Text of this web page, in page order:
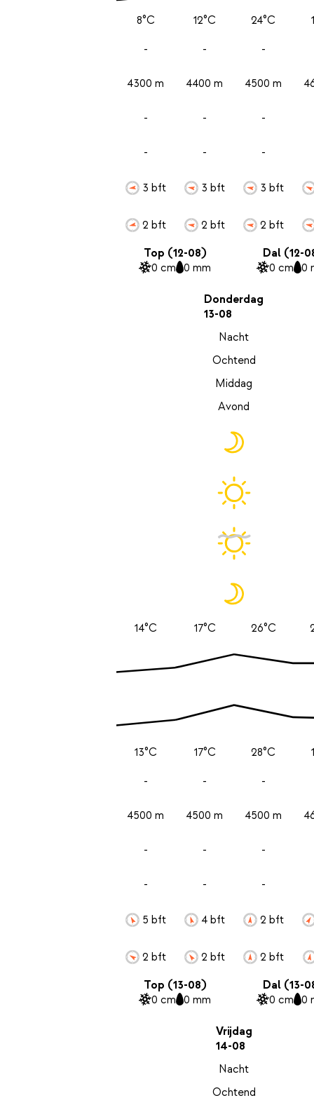
8°C
-
4300 m
-
-
3 bft
2 bft
12°C
-
4400 m
-
-
3 bft
2 bft
24°C
-
4500 m
-
-
3 bft
2 bft
Top (12-08)
0 cm 0 mm
Dal (12-
0 cm 0
Donderdag
13-08
Nacht
Ochtend
Middag
Avond
14°C
13°C
-
4500 m
-
-
5 bft
2 bft
17°C
17°C
-
4500 m
-
-
4 bft
2 bft
26°C
28°C
-
4500 m
-
-
2 bft
2 bft
Top (13-08)
0 cm 0 mm
Dal (13-
0 cm 0
Vrijdag
14-08
Nacht
Ochtend